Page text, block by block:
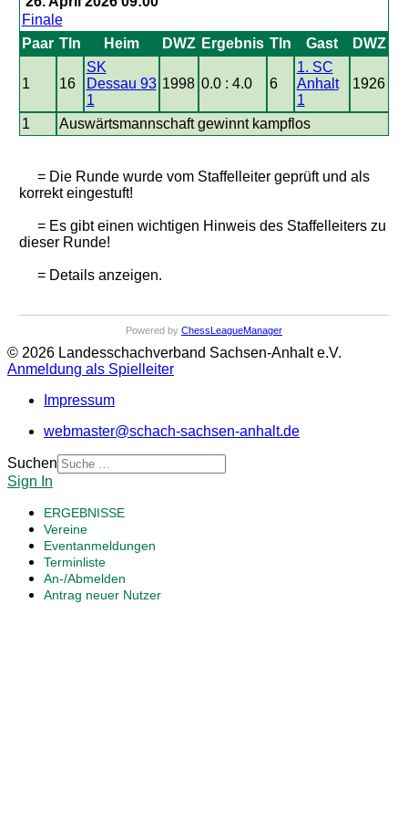
Finale
Paar Tln Heim DWZ Ergebnis Tln Gast DWZ
1 16
SK
Dessau 93
1
1998 0.0 : 4.0 6
1. SC
Anhalt
1
1926
1 Auswärtsmannschaft gewinnt kampflos
= Die Runde wurde vom Staffelleiter geprüft und als
korrekt eingestuft!
= Es gibt einen wichtigen Hinweis des Staffelleiters zu
dieser Runde!
= Details anzeigen.
Powered by ChessLeagueManager
© 2026 Landesschachverband Sachsen-Anhalt e.V.
Anmeldung als Spielleiter
Impressum
webmaster@schach-sachsen-anhalt.de
Suchen
Sign In
ERGEBNISSE
Vereine
Eventanmeldungen
Terminliste
An-/Abmelden
Antrag neuer Nutzer